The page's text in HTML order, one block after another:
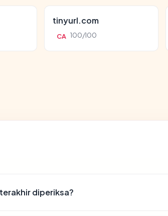
tinyurl.com
CA 100/100
diperiksa?